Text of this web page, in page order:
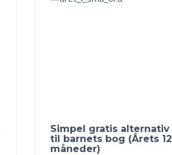
Simpel gratis alternativ
til barnets bog (Årets 12
måneder)